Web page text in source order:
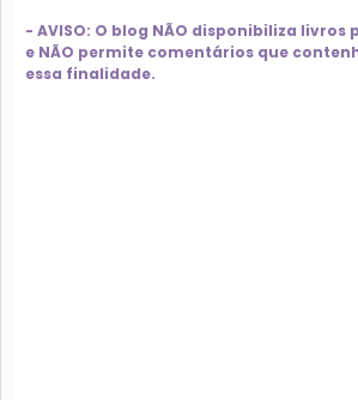
- AVISO: O blog NÃO disponibiliza livros
e NÃO permite comentários que
essa finalidade.